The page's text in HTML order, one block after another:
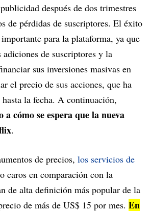
después de dos trimestres
de pérdidas de suscriptores. El éxito
para la plataforma, ya que
adiciones de suscriptores y la
sus inversiones masivas en
el precio de sus acciones, que ha
la fecha. A continuación,
a cómo se espera que la nueva
.
de precios, los servicios de
caros en comparación con la
de alta definición más popular de la
de más de US$ 15 por mes. En